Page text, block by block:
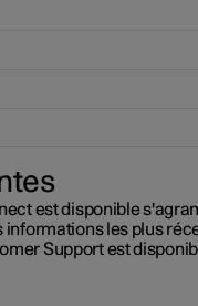
est disponible
informations les plus
Support est